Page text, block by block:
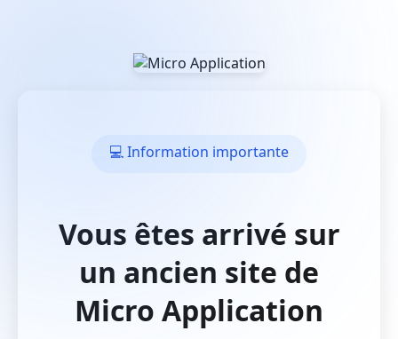
💻 Information importante
Vous êtes arrivé sur
un ancien site de
Micro Application